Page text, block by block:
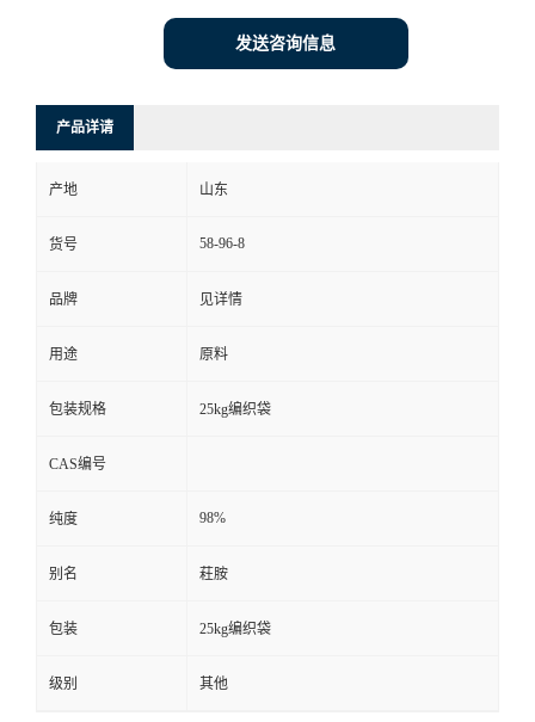
发送咨询信息
产品详请
产地 山东
货号 58-96-8
品牌 见详情
用途 原料
包装规格 25kg编织袋
CAS编号
纯度 98%
别名 荰胺
包装 25kg编织袋
级别 其他